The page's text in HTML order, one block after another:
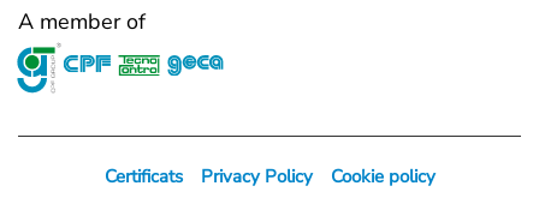
A member of
Certificats Privacy Policy Cookie policy